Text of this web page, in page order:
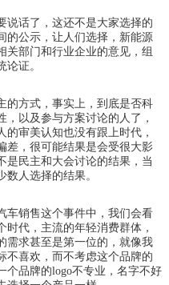
说话了，这还不是大家选择的
的公示，让人们选择，新能源
关部门和行业企业的意见，组
证。
的方式，事实上，到底是否科
以及参与方案讨论的人了，
审美认知也没有跟上时代，
差，很可能结果是会受很大影
是民主和大会讨论的结果，当
人选择的结果。
车销售这个事件中，我们会看
代，主流的年轻消费群体，
需求甚至是第一位的，就像我
不喜欢，而不考虑这个品牌的
个品牌的logo不专业，名字不好